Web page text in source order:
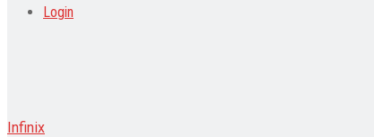
Login
Infinix